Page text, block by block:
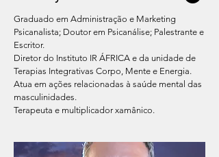
Graduado em Administração e Marketing
Psicanalista; Doutor em Psicanálise; Palestrante e
Escritor.
Diretor do Instituto IR ÁFRICA e da unidade de
Terapias Integrativas Corpo, Mente e Energia.
Atua em ações relacionadas à saúde mental das
masculinidades.
Terapeuta e multiplicador xamânico.